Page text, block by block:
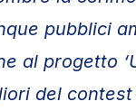
pubblici
al progetto
del